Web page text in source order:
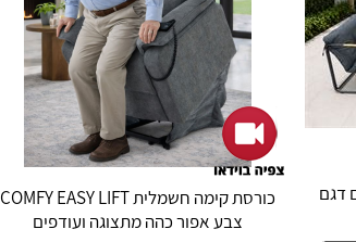
דגם
כורסת קימה חשמלית COMFY EASY LIFT
צבע אפור כהה מתצוגה ועודפים